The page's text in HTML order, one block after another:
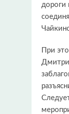
дороги
При